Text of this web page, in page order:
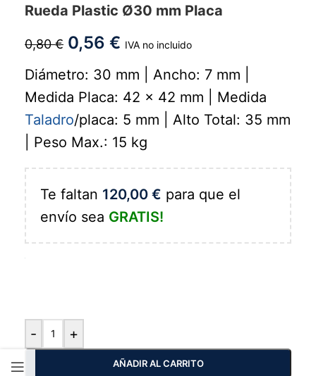
Rueda Plastic Ø30 mm Placa
0,80€ 0,56 € IVA no incluido
Diámetro: 30 mm | Ancho: 7 mm |
Medida Placa: 42 x 42 mm | Medida
Taladro/placa: 5 mm | Alto Total: 35 mm
| Peso Max.: 15 kg
Te faltan 120,00 € para que el
envío sea GRATIS!
- +
AÑADIR AL CARRITO